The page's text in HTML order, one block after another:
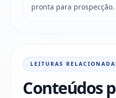
pronta para prospecção.
LEITURAS
Conteúdos